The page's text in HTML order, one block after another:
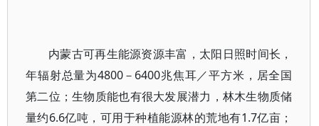
内蒙古可再生能源资源丰富，太阳日照时间长，
年辐射总量为4800－6400兆焦耳／平方米，居全国
第二位；生物质能也有很大发展潜力，林木生物质储
量约6.6亿吨，可用于种植能源林的荒地有1.7亿亩；